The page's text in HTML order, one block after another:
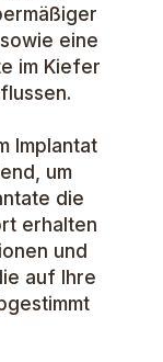
eine
im Kiefer
Implantat
um
die
erhalten
und
auf Ihre